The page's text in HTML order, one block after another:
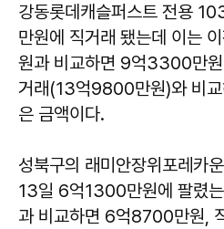
강동롯데캐슬퍼스트 전용
만원에 직거래 됐는데 이는
원과 비교하면 9억3300만원
거래(13억9800만원)와 비
은 금액이다.
성북구의 래미안장위포레카
13일 6억1300만원에 팔렸
과 비교하면 6억8700만원,